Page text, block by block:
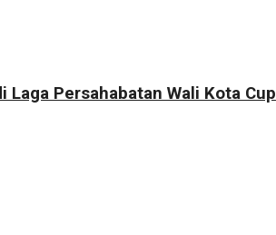
Laga Persahabatan Wali Kota Cup